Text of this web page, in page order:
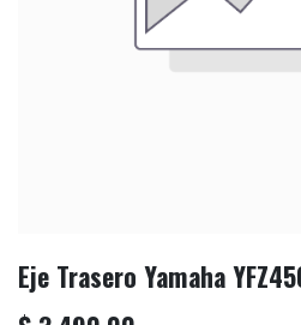
Eje Trasero Yamaha